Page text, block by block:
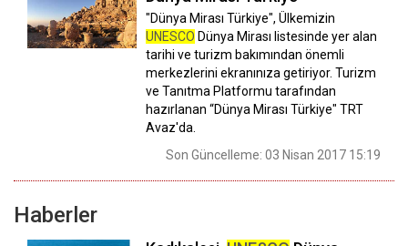
"Dünya Mirası Türkiye", Ülkemizin
UNESCO Dünya Mirası listesinde yer alan
tarihi ve turizm bakımından önemli
merkezlerini ekranınıza getiriyor. Turizm
ve Tanıtma Platformu tarafından
hazırlanan “Dünya Mirası Türkiye" TRT
Avaz'da.
Son Güncelleme: 03 Nisan 2017 15:19
Haberler